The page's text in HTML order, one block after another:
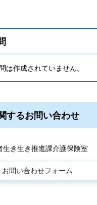
は作成されていません。
するお問い合わせ
生き生き推進課介護保険室